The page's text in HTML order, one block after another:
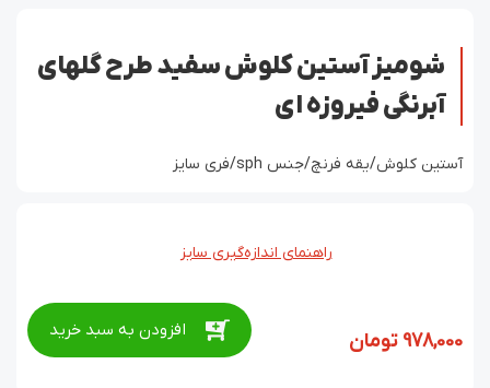
شومیز آستین کلوش سفید طرح گلهای
آبرنگی فیروزه ای
آستین کلوش/یقه فرنچ/جنس sph/فری سایز
راهنمای اندازه‌گیری سایز
978,000 تومان افزودن به سبد خرید